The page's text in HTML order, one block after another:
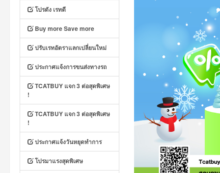
โปรดัง เรทดี
Buy more Save more
ปรับเรทอัตราแลกเปลี่ยนใหม่
ประกาศแจ้งการขนส่งทางรถ
TCATBUY แจก 3 ต่อสุดพิเศษ
!
TCATBUY แจก 3 ต่อสุดพิเศษ
!
ประกาศแจ้งวันหยุดทำการ
โปรมาแรงสุดพิเศษ